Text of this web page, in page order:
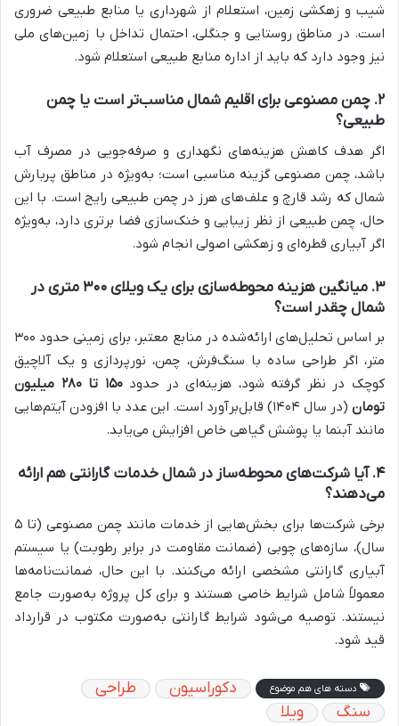
شیب و زهکشی زمین، استعلام از شهرداری یا منابع طبیعی ضروری
است. در مناطق روستایی و جنگلی، احتمال تداخل با زمین‌های ملی
نیز وجود دارد که باید از اداره منابع طبیعی استعلام شود.
۲. چمن مصنوعی برای اقلیم شمال مناسب‌تر است یا چمن
طبیعی؟
اگر هدف کاهش هزینه‌های نگهداری و صرفه‌جویی در مصرف آب
باشد، چمن مصنوعی گزینه مناسبی است؛ به‌ویژه در مناطق پربارش
شمال که رشد قارچ و علف‌های هرز در چمن طبیعی رایج است. با این
حال، چمن طبیعی از نظر زیبایی و خنک‌سازی فضا برتری دارد، به‌ویژه
اگر آبیاری قطره‌ای و زهکشی اصولی انجام شود.
۳. میانگین هزینه محوطه‌سازی برای یک ویلای ۳۰۰ متری در
شمال چقدر است؟
بر اساس تحلیل‌های ارائه‌شده در منابع معتبر، برای زمینی حدود ۳۰۰
متر، اگر طراحی ساده با سنگ‌فرش، چمن، نورپردازی و یک آلاچیق
کوچک در نظر گرفته شود، هزینه‌ای در حدود۱۵۰ تا۲۸۰ میلیون
تومان
(در سال ۱۴۰۴) قابل‌برآورد است. این عدد با افزودن آیتم‌هایی
مانند آبنما یا پوشش گیاهی خاص افزایش می‌یابد.
۴. آیا شرکت‌های محوطه‌ساز در شمال خدمات گارانتی هم ارائه
می‌دهند؟
برخی شرکت‌ها برای بخش‌هایی از خدمات مانند چمن مصنوعی (تا ۵
سال)، سازه‌های چوبی (ضمانت مقاومت در برابر رطوبت) یا سیستم
آبیاری گارانتی مشخصی ارائه می‌کنند. با این حال، ضمانت‌نامه‌ها
معمولاً شامل شرایط خاصی هستند و برای کل پروژه به‌صورت جامع
نیستند. توصیه می‌شود شرایط گارانتی به‌صورت مکتوب در قرارداد
قید شود.
دسته های هم موضوع دکوراسیون
طراحی
سنگ
ویلا